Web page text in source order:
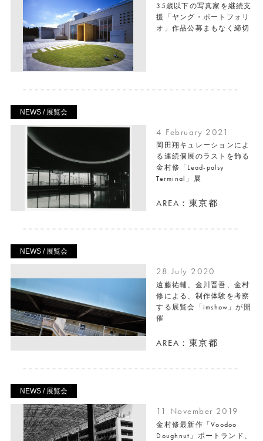
35歳以下の写真家を継続支
援「ヤング・ポートフォリ
オ」作品公募まもなく締切
NEWS / 展覧会
4 February 2021
岡田翔キュレーションによ
る連続個展のラストを飾る
金村修「Lead-palsy
Terminal」展
AREA：東京都
NEWS / 展覧会
28 July 2020
遠藤祐輔、金川晋吾、金村
修による、制作体験を考察
する展覧会「imshow」が開
催
AREA：東京都
NEWS / 展覧会
11 November 2019
金村修最新作「Voodoo
Doughnut」ポートランド、